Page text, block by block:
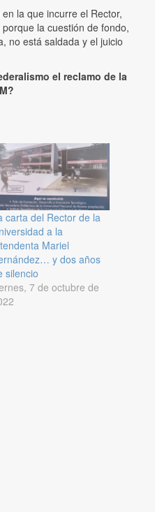
la que incurre el Rector,
la cuestión de fondo,
no está saldada y el juicio
el reclamo de la
carta del Rector de la
a la
Mariel
y dos años
silencio
7 de octubre de